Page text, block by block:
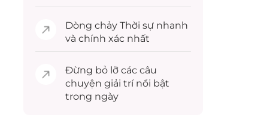
Dòng chảy Thời sự nhanh
và chính xác nhất
Đừng bỏ lỡ các câu
chuyện giải trínổi bật
trong ngày